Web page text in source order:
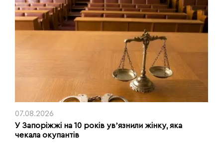
07.08.2026
У Запоріжжі на 10 років увʼязнили жінку, яка
чекала окупантів